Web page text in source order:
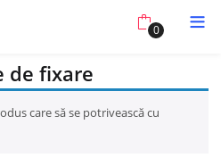
0
de fixare
care să se potrivească cu